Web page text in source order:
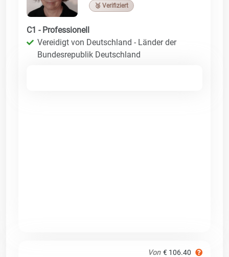
🥉 Verifiziert
C1 - Professionell
Vereidigt von Deutschland - Länder der
Bundesrepublik Deutschland
Von € 106.40